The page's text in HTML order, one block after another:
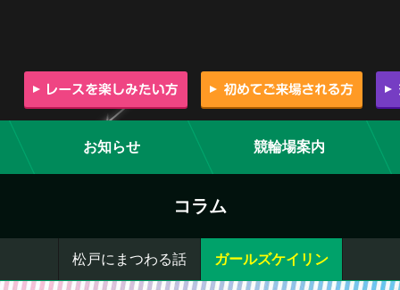
お知らせ 競輪場案内
コラム
松戸にまつわる話 ガールズケイリン